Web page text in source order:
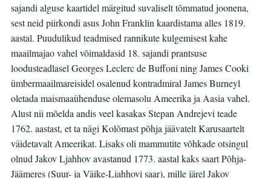
sajandi alguse kaartidel märgitud suvaliselt tõmmatud joonena,
sest neid piirkondi asus John Franklin kaardistama alles 1819.
aastal. Puudulikud teadmised rannikute kulgemisest kahe
maailmajao vahel võimaldasid 18. sajandi prantsuse
loodusteadlasel Georges Leclerc de Buffoni ning James Cooki
ümbermaailmareisidel osalenud kontradmiral James Burneyl
oletada maismaaühenduse olemasolu Ameerika ja Aasia vahel.
Alust nii mõelda andis veel kasakas Stepan Andrejevi teade
1762. aastast, et ta nägi Kolõmast põhja jäävatelt Karusaartelt
väidetavalt Ameerikat. Lisaks oli mammutite võhkade otsingul
olnud Jakov Ljahhov avastanud 1773. aastal kaks saart Põhja-
Jäämeres (Suur- ja Väike-Ljahhovi saar), mille järel Jakov